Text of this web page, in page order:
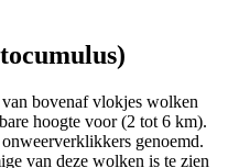
bovenaf vlokjes wolken
hoogte voor (2 tot 6 km).
genoemd.
van deze wolken is te zien